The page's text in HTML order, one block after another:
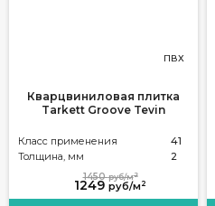
ПВХ
Кварцвиниловая плитка
Tarkett Groove Tevin
Класс применения
41
Толщина, мм
2
1249 руб/м 2
1450руб/м2